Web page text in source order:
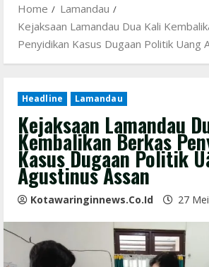
Home
Lamandau
Kejaksaan Lamandau Dua Kali
Penyidikan Kasus Dugaan Politik Uang
Headline Lamandau
Kejaksaan Lamandau
Kembalikan Berkas
Kasus Dugaan Politik
Agustinus Assan
Kotawaringinnews.co.id 27